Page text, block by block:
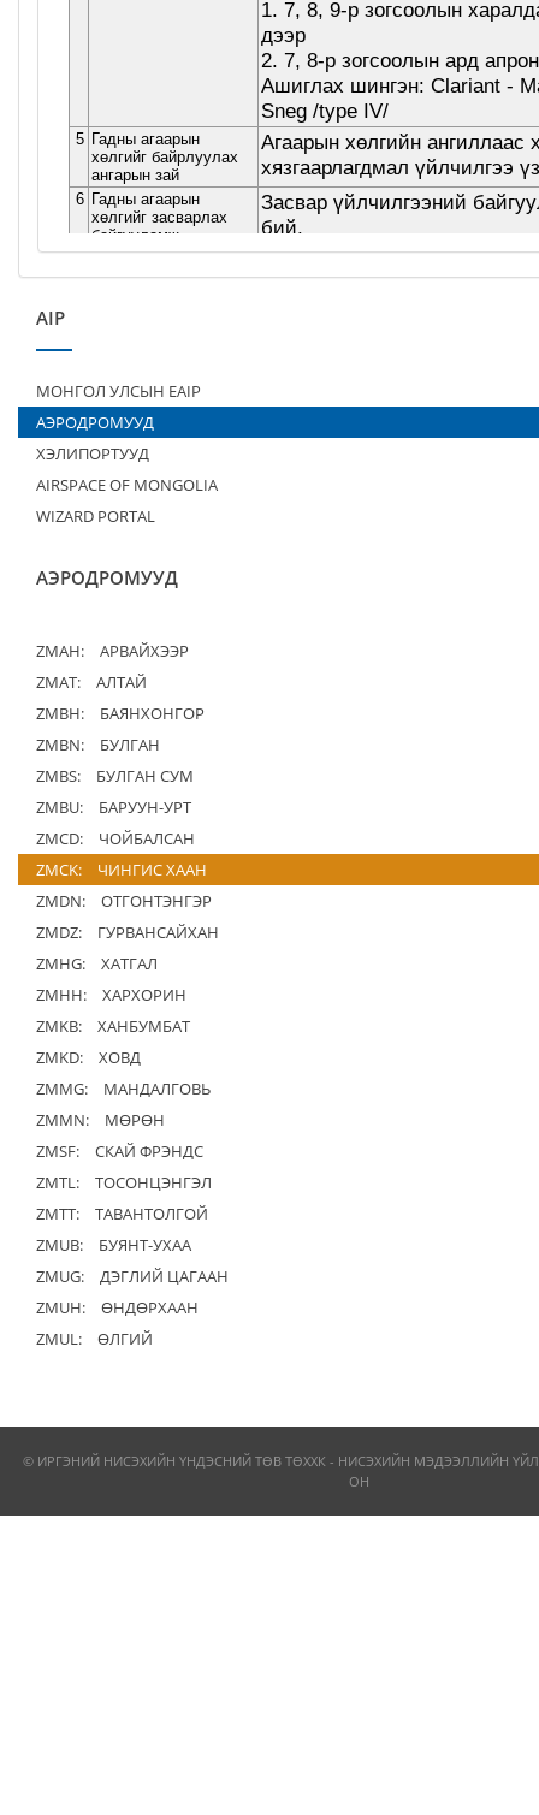
AIP
МОНГОЛ УЛСЫН EAIP
АЭРОДРОМУУД
ХЭЛИПОРТУУД
AIRSPACE OF MONGOLIA
WIZARD PORTAL
АЭРОДРОМУУД
ZMAH:
АРВАЙХЭЭР
ZMAT:
АЛТАЙ
ZMBH:
БАЯНХОНГОР
ZMBN:
БУЛГАН
ZMBS:
БУЛГАН СУМ
ZMBU:
БАРУУН-УРТ
ZMCD:
ЧОЙБАЛСАН
ZMCK:
ЧИНГИС ХААН
ZMDN:
ОТГОНТЭНГЭР
ZMDZ:
ГУРВАНСАЙХАН
ZMHG:
ХАТГАЛ
ZMHH:
ХАРХОРИН
ZMKB:
ХАНБУМБАТ
ZMKD:
ХОВД
ZMMG:
МАНДАЛГОВЬ
ZMMN:
МӨРӨН
ZMSF:
СКАЙ ФРЭНДС
ZMTL:
ТОСОНЦЭНГЭЛ
ZMTT:
ТАВАНТОЛГОЙ
ZMUB:
БУЯНТ-УХАА
ZMUG:
ДЭГЛИЙ ЦАГААН
ZMUH:
ӨНДӨРХААН
ZMUL:
ӨЛГИЙ
© ИРГЭНИЙ НИСЭХИЙН ҮНДЭСНИЙ ТӨВ ТӨХХК - НИСЭХИЙН МЭДЭЭЛЛИЙН
ОН